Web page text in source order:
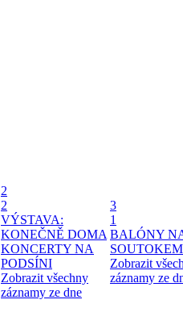
2
2
VÝSTAVA:
KONEČNĚ DOMA
KONCERTY NA
PODSÍNI
Zobrazit všechny
záznamy ze dne
3
1
BALÓNY
SOUTOKEM
Zobrazit
záznamy ze